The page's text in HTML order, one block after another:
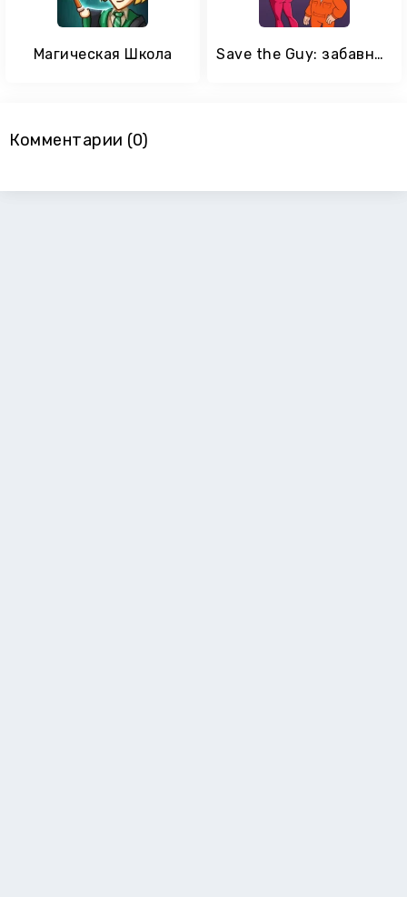
Магическая Школа Save the Guy: забавный выбор
Комментарии (0)